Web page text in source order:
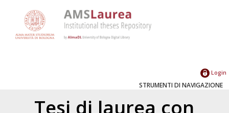
Login
STRUMENTI DI NAVIGAZIONE
Tesi di laurea con